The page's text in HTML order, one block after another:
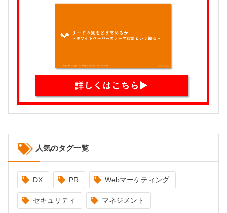
人気のタグ一覧
DX PR Webマーケティング
セキュリティ マネジメント